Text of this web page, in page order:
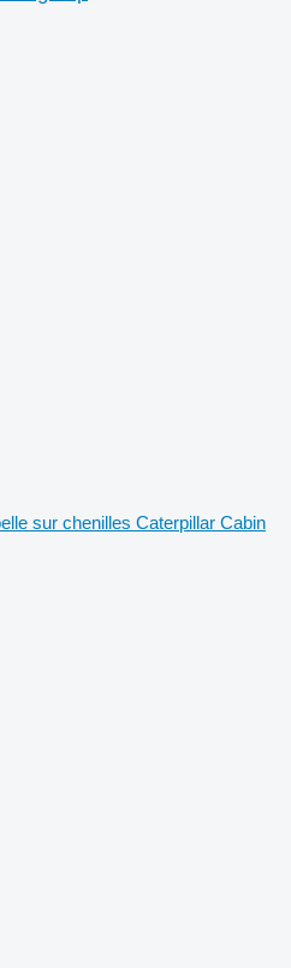
sur chenilles Caterpillar Cabin